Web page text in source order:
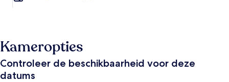
Kameropties
Controleer de beschikbaarheid voor deze
datums